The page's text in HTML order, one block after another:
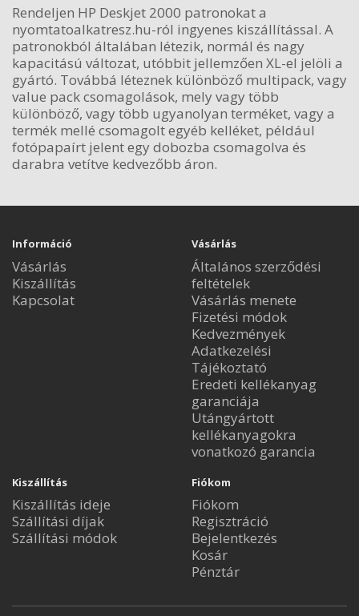
Rendeljen HP Deskjet 2000 patronokat a
nyomtatoalkatresz.hu-ról ingyenes kiszállítással. A
patronokból általában létezik, normál és nagy
kapacitású változat, utóbbit jellemzően XL-el jelöli a
gyártó. Továbbá léteznek különböző multipack, vagy
value pack csomagolások, mely vagy több
különböző, vagy több ugyanolyan terméket, vagy a
termék mellé csomagolt egyéb kelléket, például
fotópapaírt jelent egy dobozba csomagolva és
darabra vetítve kedvezőbb áron.
Információ
Vásárlás
Kiszállítás
Kapcsolat
Vásárlás
Általános szerződési
feltételek
Vásárlás menete
Fizetési módok
Kedvezmények
Adatkezelési
Tájékoztató
Eredeti kellékanyag
garanciája
Utángyártott
kellékanyagokra
vonatkozó garancia
Kiszállítás
Kiszállítás ideje
Szállítási díjak
Szállítási módok
Fiókom
Fiókom
Regisztráció
Bejelentkezés
Kosár
Pénztár